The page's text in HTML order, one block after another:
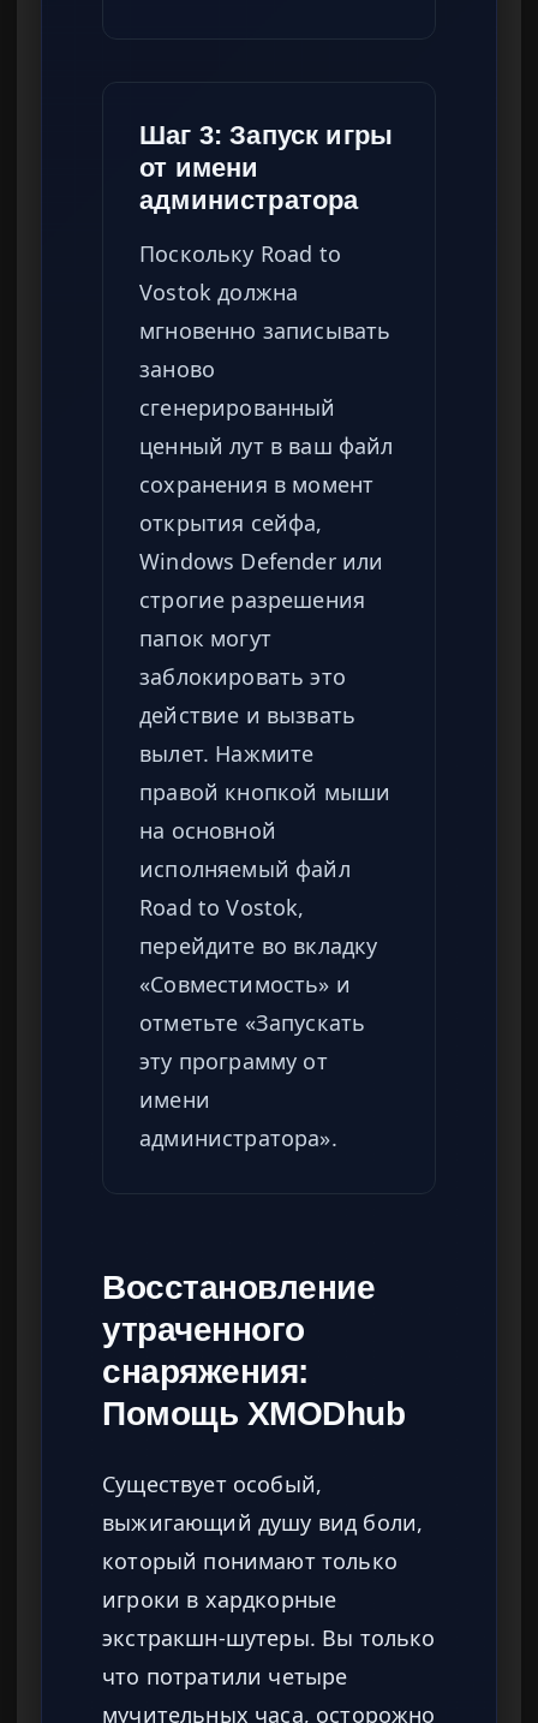
Шаг 3: Запуск игры
от имени
администратора
Поскольку Road to
Vostok должна
мгновенно записывать
заново
сгенерированный
ценный лут в ваш файл
сохранения в момент
открытия сейфа,
Windows Defender или
строгие разрешения
папок могут
заблокировать это
действие и вызвать
вылет. Нажмите
правой кнопкой мыши
на основной
исполняемый файл
Road to Vostok,
перейдите во вкладку
«Совместимость» и
отметьте «Запускать
эту программу от
имени
администратора».
Восстановление
утраченного
снаряжения:
Помощь XMODhub
Существует особый,
выжигающий душу вид боли,
который понимают только
игроки в хардкорные
экстракшн-шутеры. Вы только
что потратили четыре
мучительных часа, осторожно